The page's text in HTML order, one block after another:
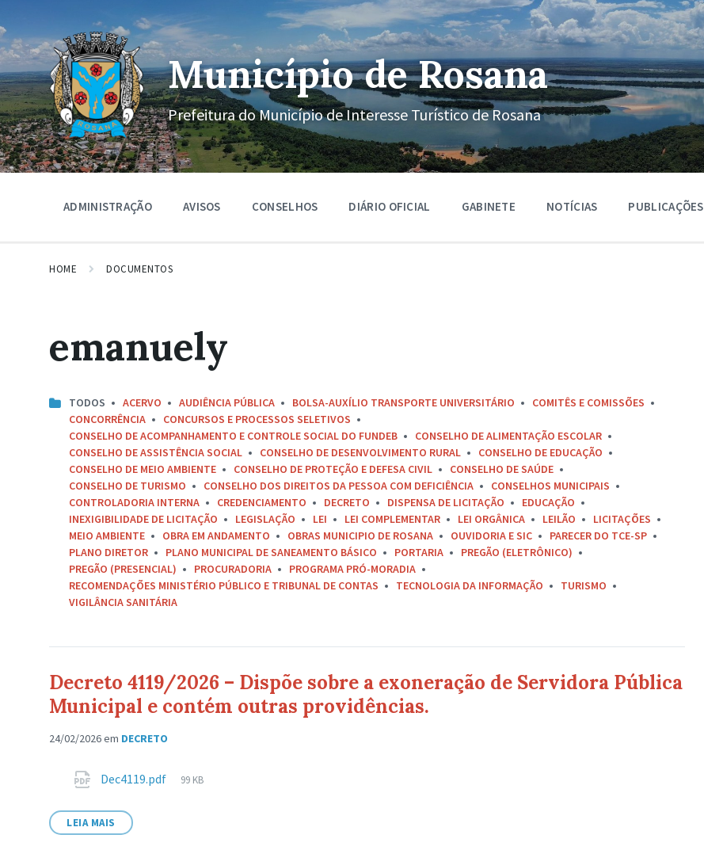
o
conteúdo
a
navegação
principal
o
rodapé
Município de Rosana
Prefeitura do Município de Interesse Turístico de Rosana
ADMINISTRAÇÃO AVISOS CONSELHOS DIÁRIO OFICIAL GABINETE NOTÍCIAS PUBLICAÇÕES
HOME DOCUMENTOS
emanuely
TODOS ACERVO AUDIÊNCIA PÚBLICA BOLSA-AUXÍLIO TRANSPORTE UNIVERSITÁRIO
COMITÊS E COMISSÕES
CONCORRÊNCIA
CONCURSOS E PROCESSOS SELETIVOS
CONSELHO DE ACOMPANHAMENTO E CONTROLE SOCIAL DO FUNDEB
CONSELHO DE ALIMENTAÇÃO ESCOLAR
CONSELHO DE ASSISTÊNCIA SOCIAL
CONSELHO DE DESENVOLVIMENTO RURAL
CONSELHO DE EDUCAÇÃO
CONSELHO DE MEIO AMBIENTE
CONSELHO DE PROTEÇÃO E DEFESA CIVIL
CONSELHO DE SAÚDE
CONSELHO DE TURISMO
CONSELHO DOS DIREITOS DA PESSOA COM DEFICIÊNCIA
CONSELHOS MUNICIPAIS
CONTROLADORIA INTERNA
CREDENCIAMENTO DECRETO DISPENSA DE LICITAÇÃO
EDUCAÇÃO
INEXIGIBILIDADE DE LICITAÇÃO
LEGISLAÇÃO LEI LEI COMPLEMENTAR LEI ORGÂNICA LEILÃO
LICITAÇÕES
MEIO AMBIENTE
OBRA EM ANDAMENTO OBRAS MUNICIPIO DE ROSANA OUVIDORIA E SIC
PARECER DO TCE-SP
PLANO DIRETOR
PLANO MUNICIPAL DE SANEAMENTO BÁSICO PORTARIA
PREGÃO (ELETRÔNICO)
PREGÃO (PRESENCIAL)
PROCURADORIA
PROGRAMA PRÓ-MORADIA
RECOMENDAÇÕES MINISTÉRIO PÚBLICO E TRIBUNAL DE CONTAS
TECNOLOGIA DA INFORMAÇÃO
TURISMO
VIGILÂNCIA SANITÁRIA
Decreto 4119/2026 – Dispõe sobre a exoneração de Servidora Pública
Municipal e contém outras providências.
24/02/2026em DECRETO
AnexosDec4119.pdf
Tamanho
99 KB
LEIA MAIS